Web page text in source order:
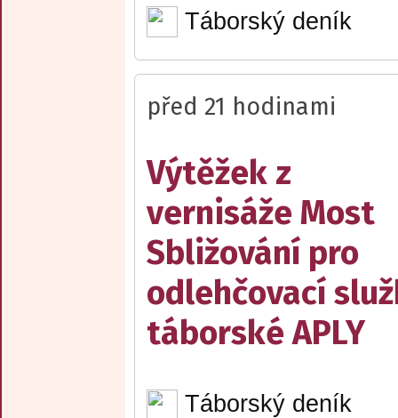
Táborský deník
před 21 hodinami
Výtěžek z
vernisáže Most
Sbližování pro
odlehčovací
táborské APLY
Táborský deník